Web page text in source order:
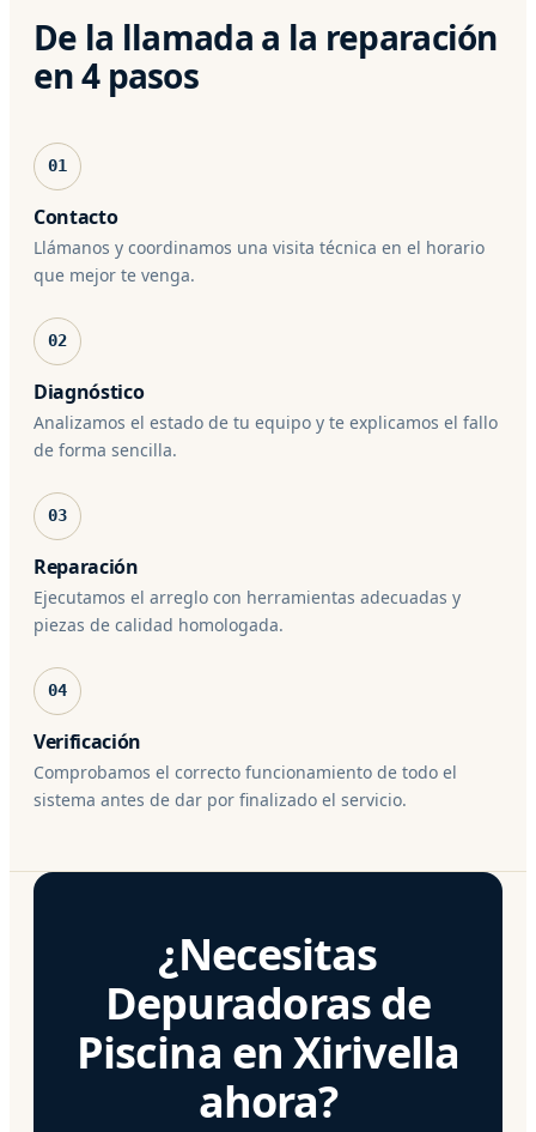
De la llamada a la reparación
en 4 pasos
01
Contacto
Llámanos y coordinamos una visita técnica en el horario
que mejor te venga.
02
Diagnóstico
Analizamos el estado de tu equipo y te explicamos el fallo
de forma sencilla.
03
Reparación
Ejecutamos el arreglo con herramientas adecuadas y
piezas de calidad homologada.
04
Verificación
Comprobamos el correcto funcionamiento de todo el
sistema antes de dar por finalizado el servicio.
¿Necesitas
Depuradoras de
Piscina en Xirivella
ahora?